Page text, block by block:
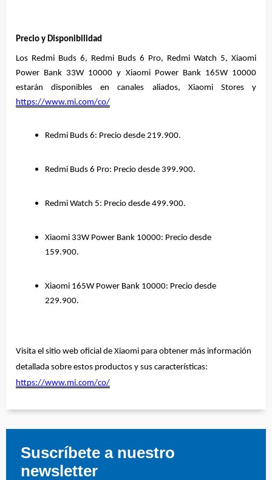
Precio y Disponibilidad
Los Redmi Buds 6, Redmi Buds 6 Pro, Redmi Watch 5, Xiaomi
Power Bank 33W 10000 y Xiaomi Power Bank 165W 10000
https://www.mi.com/co/
Redmi Buds 6: Precio desde 219.900.
Redmi Buds 6 Pro: Precio desde 399.900.
Redmi Watch 5: Precio desde 499.900.
Xiaomi 33W Power Bank 10000: Precio desde
159.900.
Xiaomi 165W Power Bank 10000: Precio desde
229.900.
Visita el sitio web oficial de Xiaomi para obtener más información
https://www.mi.com/co/
Suscríbete a nuestro
newsletter